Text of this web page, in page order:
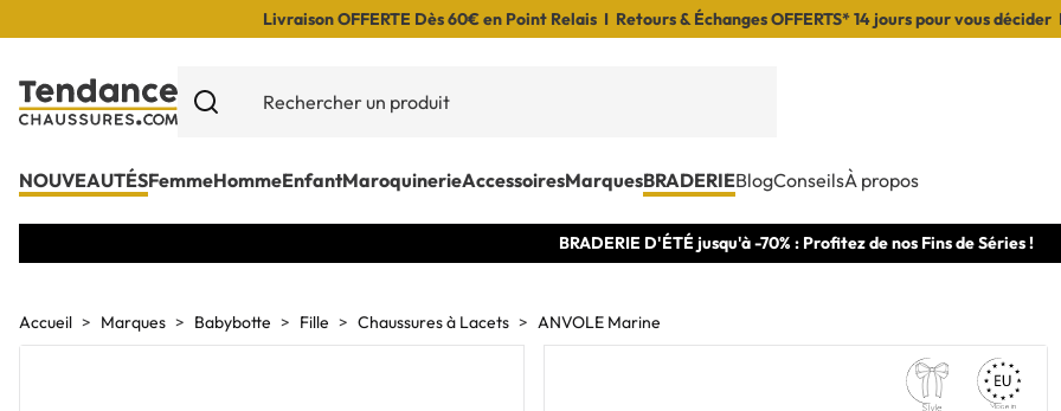
Livraison OFFERTE Dès 60€ en Point Relais I Retours & Échanges OFFERTS* 14 jours pour vous
NOUVEAUTÉSFemmeHommeEnfantMaroquinerieAccessoiresMarquesBRADERIEBlogConseilsÀ propos
BRADERIE D'ÉTÉ jusqu'à -70% : Profitez de nos Fins de Séries !
Accueil Marques Babybotte Fille Chaussures à Lacets ANVOLE Marine